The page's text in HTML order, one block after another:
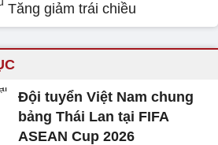
Tăng giảm trái chiều
Đội tuyển Việt Nam chung
bảng Thái Lan tại FIFA
ASEAN Cup 2026